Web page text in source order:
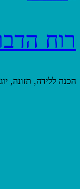
רוח
הכנה ללידה, תזונה,